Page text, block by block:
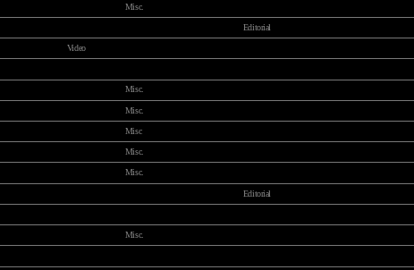
Misc.
Editorial
Video
Misc.
Misc.
Misc
Misc.
Misc.
Editorial
Misc.